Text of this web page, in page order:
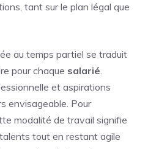
tant sur le plan légal que
au temps partiel se traduit
pour chaque salarié.
et aspirations
envisageable. Pour
modalité de travail signifie
tout en restant agile